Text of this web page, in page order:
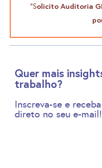
“Solicito Auditoria
Quer mais
trabalho?
Inscreva-se e
direto no seu e-mail!